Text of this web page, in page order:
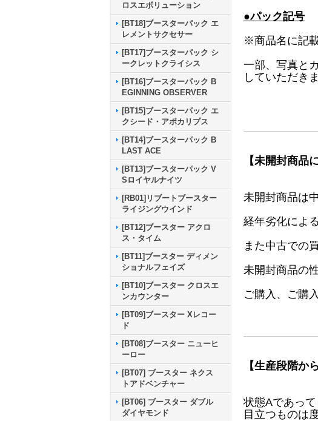
ロスエボリューション
[BT18]ブースターパック エ
レメントサクセサー
[BT17]ブースターパック シ
ークレットクライシス
[BT16]ブースターパック B
EGINNING OBSERVER
[BT15]ブースターパック エ
クシード・アポカリプス
[BT14]ブースターパック B
LAST ACE
[BT13]ブースターパック V
Sロイヤルナイツ
[RB01]リブートブースター
ライジングウインド
[BT12]ブースター アクロ
ス・タイム
[BT11]ブースター ディメン
ショナルフェイズ
[BT10]ブースター クロスエ
ンカウンター
[BT09]ブースター Xレコー
ド
[BT08]ブースター ニューヒ
ーロー
[BT07] ブースター ネクス
トアドベンチャー
[BT06] ブースター ダブル
ダイヤモンド
●パック記号
※商品名に記
一部、写真と
していただき
【未開封商品
未開封商品は
経年劣化によ
また中古での
未開封商品の
ご購入、ご購
【生産段階か
状態Aであっ
目立つものは